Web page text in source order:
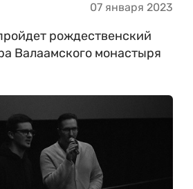
07 января 2023
рождественский
Валаамского монастыря